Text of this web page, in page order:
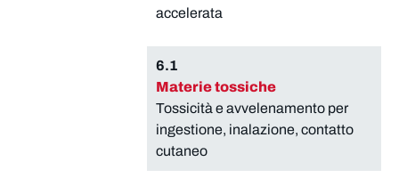
accelerata
6.1
Materie tossiche
Tossicità e avvelenamento per
ingestione, inalazione, contatto
cutaneo